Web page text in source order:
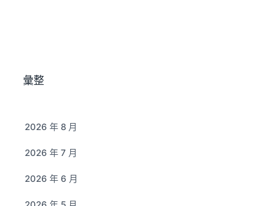
彙整
2026 年 8 月
2026 年 7 月
2026 年 6 月